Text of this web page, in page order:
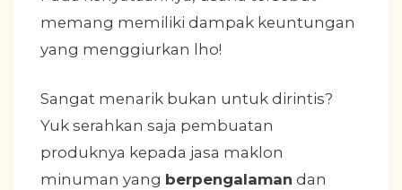
memang memiliki dampak keuntungan
yang menggiurkan lho!
Sangat menarik bukan untuk dirintis?
Yuk serahkan saja pembuatan
produknya kepada jasa maklon
minuman yang berpengalaman dan